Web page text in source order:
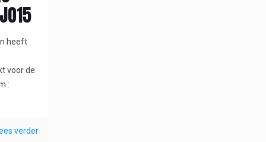
heeft
voor de
:
verder